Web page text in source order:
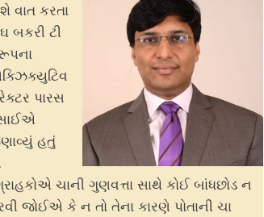
વાત કરતા
બકરી ટી
પારસ
હતું
ચાની ગુણવત્તા સાથે કોઈ બાંધછોડ ન
જોઈએ કે ન તો તેના કારણે પોતાની ચા